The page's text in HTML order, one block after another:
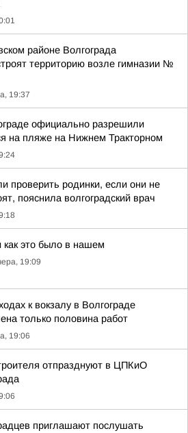
районе Волгограда
территорию возле гимназии №
19:37
официально разрешили
на пляже на Нижнем Тракторном
проверить родинки, если они не
пояснила волгоградский врач
как это было в нашем
19:09
к вокзалу в Волгограде
только половина работ
19:06
отпразднуют в ЦПКиО
приглашают послушать